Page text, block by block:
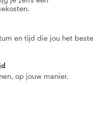
en tijd die jou het beste
op jouw manier.